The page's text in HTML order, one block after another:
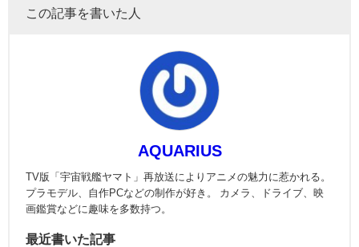
この記事を書いた人
AQUARIUS
TV版「宇宙戦艦ヤマト」再放送によりアニメの魅力に惹かれる。
プラモデル、自作PCなどの制作が好き。 カメラ、ドライブ、映
画鑑賞などに趣味を多数持つ。
最近書いた記事